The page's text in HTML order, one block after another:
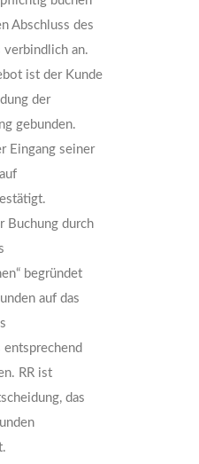
Abschluss des
verbindlich an.
ist der Kunde
der
gebunden.
Eingang seiner
Buchung durch
begründet
auf das
entsprechend
RR ist
das